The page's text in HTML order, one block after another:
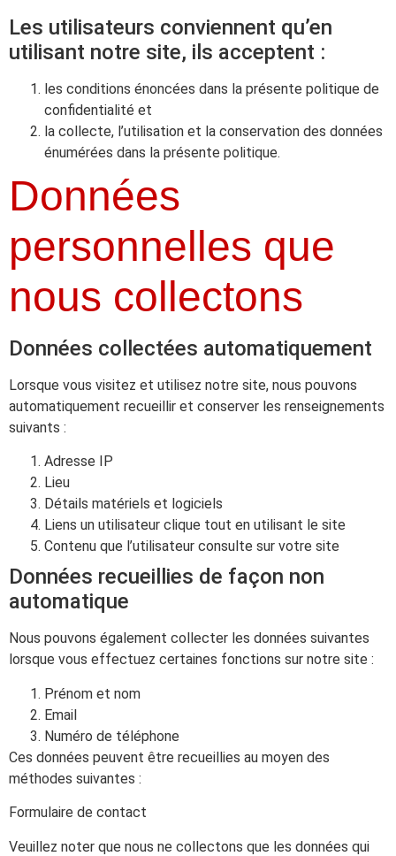
Les utilisateurs conviennent qu’en
utilisant notre site, ils acceptent :
les conditions énoncées dans la présente politique de
confidentialité et
la collecte, l’utilisation et la conservation des données
énumérées dans la présente politique.
Données
personnelles que
nous collectons
Données collectées automatiquement
Lorsque vous visitez et utilisez notre site, nous pouvons
automatiquement recueillir et conserver les renseignements
suivants :
Adresse IP
Lieu
Détails matériels et logiciels
Liens un utilisateur clique tout en utilisant le site
Contenu que l’utilisateur consulte sur votre site
Données recueillies de façon non
automatique
Nous pouvons également collecter les données suivantes
lorsque vous effectuez certaines fonctions sur notre site :
Prénom et nom
Email
Numéro de téléphone
Ces données peuvent être recueillies au moyen des
méthodes suivantes :
Formulaire de contact
Veuillez noter que nous ne collectons que les données qui